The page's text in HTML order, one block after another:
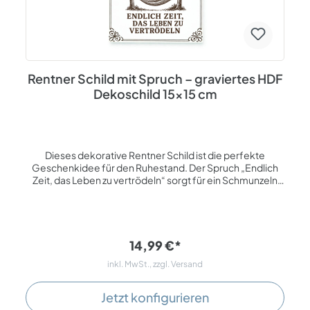
Rentner Schild mit Spruch – graviertes HDF
Dekoschild 15x15 cm
Dieses dekorative Rentner Schild ist die perfekte
Geschenkidee für den Ruhestand. Der Spruch „Endlich
Zeit, das Leben zu vertrödeln“ sorgt für ein Schmunzeln
Lasergravur versehen, überzeugt das Schild durch seine
hochwertige Verarbeitung und seinen stilvollen Vintage-
Dekoschild ideal für Wohnzimmer, Garten oder Terrasse.
Auch als Geschenk für Kollegen oder Freunde zum
Renteneintritt ist dieses Schild eine tolle Wahl.
14,99 €*
inkl. MwSt., zzgl. Versand
Jetzt konfigurieren